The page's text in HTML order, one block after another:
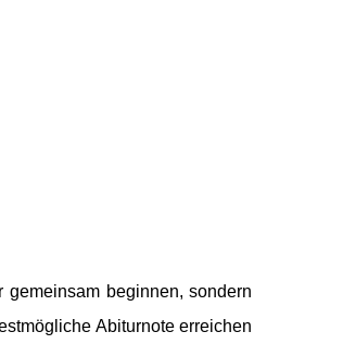
beginnen, sondern
Abiturnote erreichen